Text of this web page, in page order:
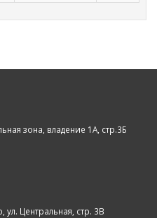
зона, владение 1А, стр.3Б
ул. Центральная, стр. 3В